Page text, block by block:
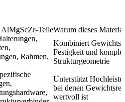
AlMgScZr-TeileWarum dieses
Rahmen,
Kombiniert
Festigkeit und
Strukturgeometrie
Unterstützt
bei denen
wertvoll ist